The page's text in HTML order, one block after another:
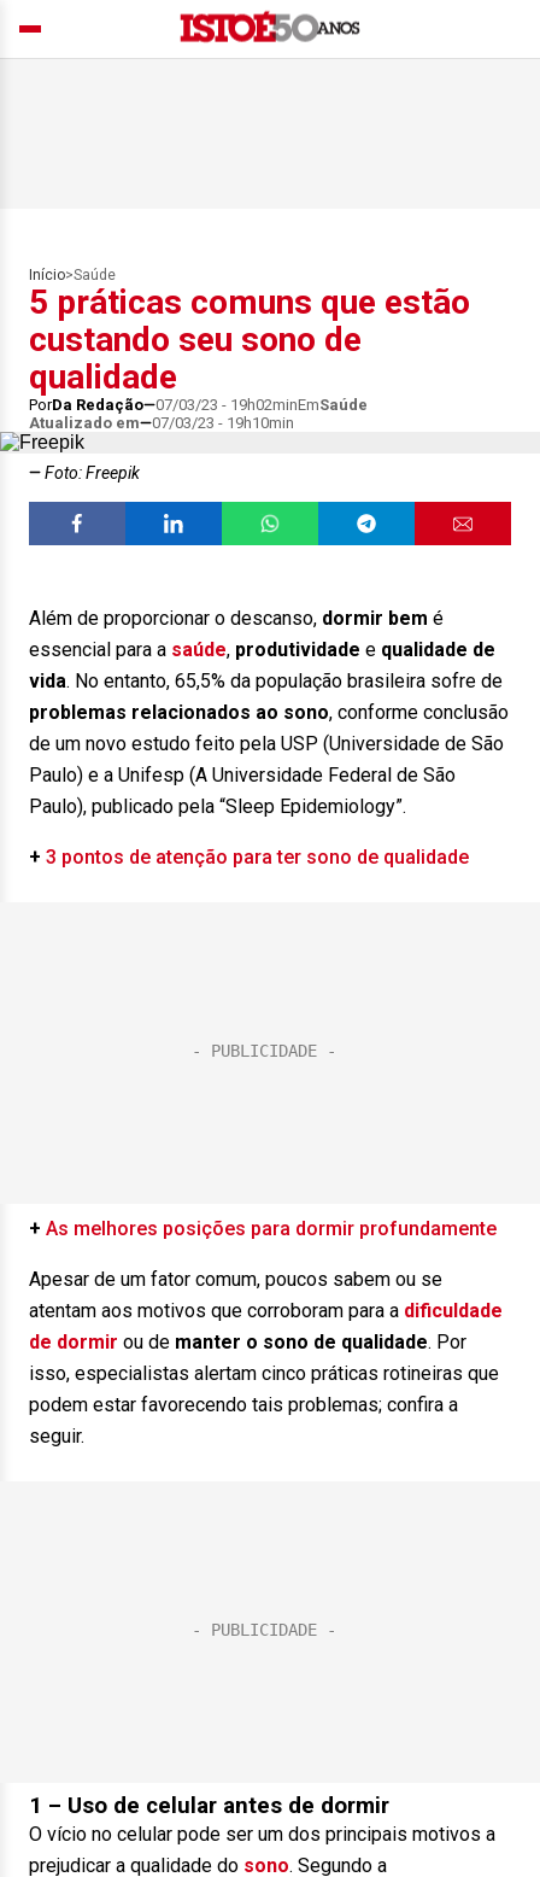
Início>Saúde
5 práticas comuns que estão
custando seu sono de
qualidade
PorDa Redação 07/03/23 - 19h02minEmSaúde
Atualizado em
07/03/23 - 19h10min
Foto: Freepik
Além de proporcionar o descanso, dormir bem é
essencial para a saúde, produtividade e qualidade de
vida. No entanto, 65,5% da população brasileira sofre de
problemas relacionados ao sono, conforme conclusão
de um novo estudo feito pela USP (Universidade de São
Paulo) e a Unifesp (A Universidade Federal de São
Paulo), publicado pela “Sleep Epidemiology”.
+ 3 pontos de atenção para ter sono de qualidade
+ As melhores posições para dormir profundamente
Apesar de um fator comum, poucos sabem ou se
atentam aos motivos que corroboram para a dificuldade
de dormir ou de manter o sono de qualidade. Por
isso, especialistas alertam cinco práticas rotineiras que
podem estar favorecendo tais problemas; confira a
seguir.
1 – Uso de celular antes de dormir
O vício no celular pode ser um dos principais motivos a
prejudicar a qualidade do sono. Segundo a